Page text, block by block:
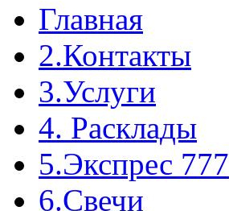
Главная
2.Контакты
3.Услуги
4. Расклады
5.Экспрес 777
6.Свечи